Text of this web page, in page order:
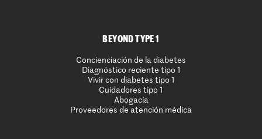
BEYOND TYPE 1
Concienciación de la diabetes
Diagnóstico reciente tipo 1
Vivir con diabetes tipo 1
Cuidadores tipo 1
Abogacía
Proveedores de atención médica